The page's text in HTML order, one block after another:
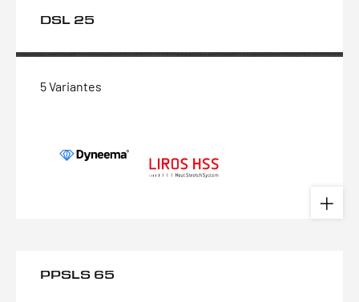
DSL 25
5 Variantes
PPSLS 65